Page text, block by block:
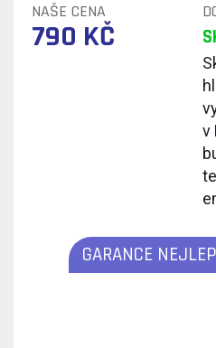
NAŠE CENA
790 KČ
v
GARANCE